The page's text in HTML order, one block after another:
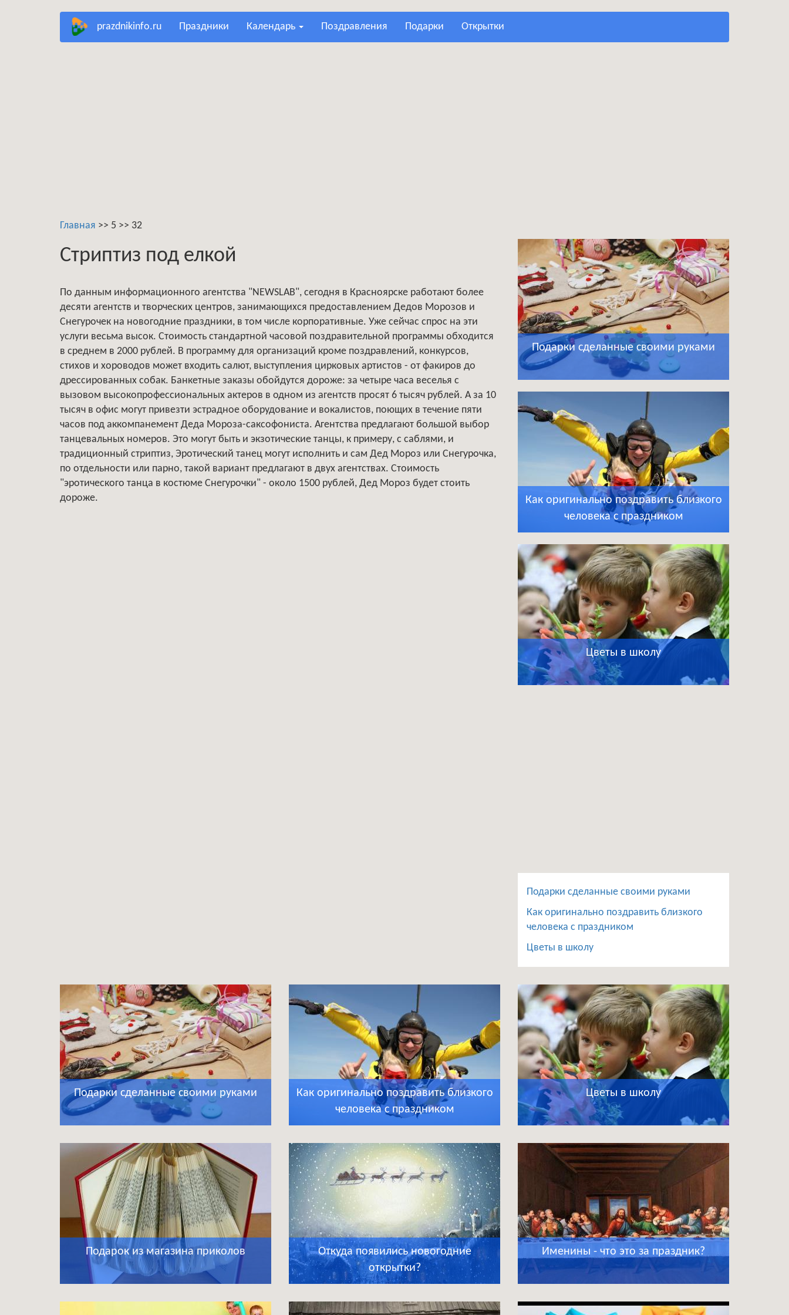
prazdnikinfo.ru праздники календарь поздравления подарки открытки
Главная >> 5 >> 32
Стриптиз под елкой
По данным информационного агентства "NEWSLAB", сегодня в Красноярске работают более
десяти агентств и творческих центров, занимающихся предоставлением Дедов Морозов и
Снегурочек на новогодние праздники, в том числе корпоративные. Уже сейчас спрос на эти
услуги весьма высок. Стоимость стандартной часовой поздравительной программы обходится
в среднем в 2000 рублей. В программу для организаций кроме поздравлений, конкурсов,
стихов и хороводов может входить салют, выступления цирковых артистов - от факиров до
дрессированных собак. Банкетные заказы обойдутся дороже: за четыре часа веселья с
вызовом высокопрофессиональных актеров в одном из агентств просят 6 тысяч рублей. А за 10
тысяч в офис могут привезти эстрадное оборудование и вокалистов, поющих в течение пяти
часов под аккомпанемент Деда Мороза-саксофониста. Агентства предлагают большой выбор
танцевальных номеров. Это могут быть и экзотические танцы, к примеру, с саблями, и
традиционный стриптиз, Эротический танец могут исполнить и сам Дед Мороз или Снегурочка,
по отдельности или парно, такой вариант предлагают в двух агентствах. Стоимость
"эротического танца в костюме Снегурочки" - около 1500 рублей, Дед Мороз будет стоить
дороже.
Подарки сделанные своими руками
Как оригинально поздравить близкого
человека с праздником
Цветы в школу
Подарки сделанные своими руками
Как оригинально поздравить близкого
человека с праздником
Цветы в школу
Подарки сделанные своими руками
Как оригинально поздравить близкого
человека с праздником
Цветы в школу
Подарок из магазина приколов
Откуда появились новогодние
открытки?
Именины - что это за праздник?